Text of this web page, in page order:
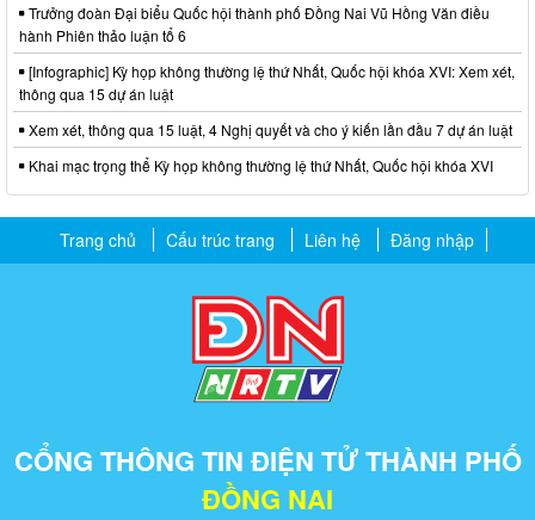
Trưởng đoàn Đại biểu Quốc hội thành phố Đồng Nai Vũ Hồng Văn điều
hành Phiên thảo luận tổ 6
[Infographic] Kỳ họp không thường lệ thứ Nhất, Quốc hội khóa XVI: Xem xét,
thông qua 15 dự án luật
Xem xét, thông qua 15 luật, 4 Nghị quyết và cho ý kiến lần đầu 7 dự án luật
Khai mạc trọng thể Kỳ họp không thường lệ thứ Nhất, Quốc hội khóa XVI
Trang chủ Cấu trúc trang Liên hệ Đăng nhập
CỔNG THÔNG TIN ĐIỆN TỬ THÀNH PHỐ
ĐỒNG NAI